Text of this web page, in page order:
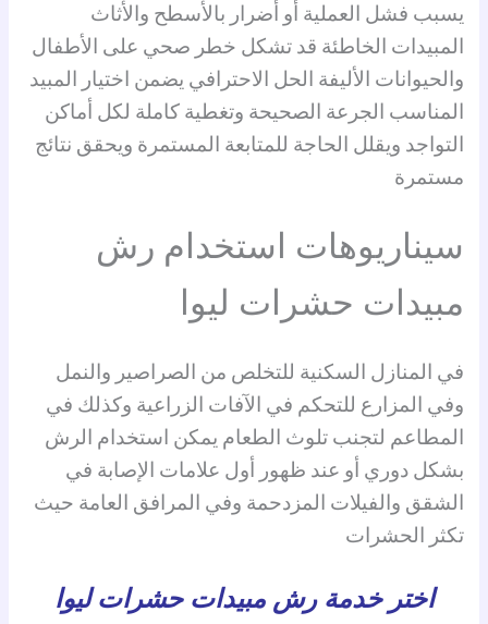
يسبب فشل العملية أو أضرار بالأسطح والأثاث
المبيدات الخاطئة قد تشكل خطر صحي على الأطفال
والحيوانات الأليفة الحل الاحترافي يضمن اختيار المبيد
المناسب الجرعة الصحيحة وتغطية كاملة لكل أماكن
التواجد ويقلل الحاجة للمتابعة المستمرة ويحقق نتائج
مستمرة
سيناريوهات استخدام رش
مبيدات حشرات ليوا
في المنازل السكنية للتخلص من الصراصير والنمل
وفي المزارع للتحكم في الآفات الزراعية وكذلك في
المطاعم لتجنب تلوث الطعام يمكن استخدام الرش
بشكل دوري أو عند ظهور أول علامات الإصابة في
الشقق والفيلات المزدحمة وفي المرافق العامة حيث
تكثر الحشرات
اختر خدمة رش مبيدات حشرات ليوا